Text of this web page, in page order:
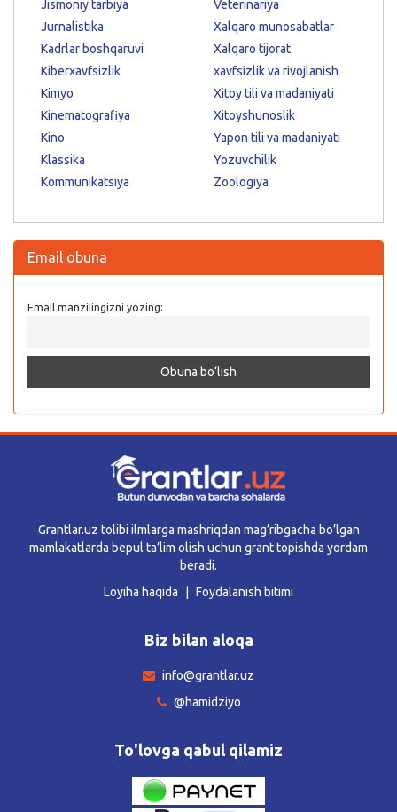
Jismoniy tarbiya
Jurnalistika
Kadrlar boshqaruvi
Kiberxavfsizlik
Kimyo
Kinematografiya
Kino
Klassika
Kommunikatsiya
Veterinariya
Xalqaro munosabatlar
Xalqaro tijorat
xavfsizlik va rivojlanish
Xitoy tili va madaniyati
Xitoyshunoslik
Yapon tili va madaniyati
Yozuvchilik
Zoologiya
Email obuna
Email manzilingizni yozing:
Grantlar.uz tolibi ilmlarga mashriqdan mag’ribgacha bo’lgan
mamlakatlarda bepul ta’lim olish uchun grant topishda yordam
beradi.
Loyiha haqida
Foydalanish bitimi
Biz bilan aloqa
info@grantlar.uz
@hamidziyo
To'lovga qabul qilamiz